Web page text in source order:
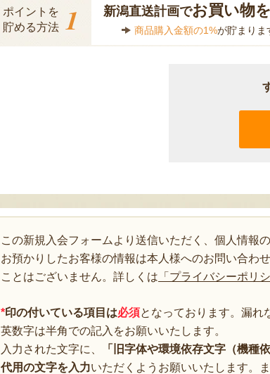
ポイントを
貯める方法 1 新潟直送計画でお買い物
商品購入金額の1%が貯まりま
この新規入会フォームより送信いただく、個人情報
お預かりしたお客様の情報は本人様へのお問い合わ
ことはございません。詳しくは 「プライバシーポリシ
*印の付いている項目は必須となっております。漏れ
英数字は半角での記入をお願いいたします。
入力された文字に、
「旧字体や環境依存文字（機種
代用の文字を入力いただくようお願いいたします。